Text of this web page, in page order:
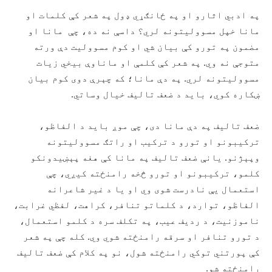
په ادبي اثارو او په ځانګړي ډول په شعر کې کلمات او
مانا خپل مسوولیتونه لري؟ داسې نه ده، چې مانا او
مضمون په تورو کې بیان شي او کوم مسوولیت دې ورته
متوجې نه وي. په شعر کې کلمې او ماناوې بیخي زیات
مسوولیتونه لري. په دې مانا؛ که چېرې دوی کوم بیان
ښکاره کوي، باید د ضعف تالیف خیال وساتي.
ضعف تالیف په دې مانا دی، چې موږ باید د الفاظو،
ترکیبونو او تورو د ترکیب او راتګ مسوولیتونه
وپېژنو. یانې ضعف تالیف په مانا کې هغه پېښیدونکو
کلمو، ترکیبونو او تورو څخه رامنځته کیږي، چې
استعمال یې نادرست شوی وي او یا د غیر شاعرانه
الفاظو، توارد، د کلماتو تنافر، کراهت، لفظي غرابت،
ناموزنیت، د ردیف عیب، په تکلف سره د کلمو استعمال،
د تورو تنافر او سرقه رامنځته شوي وي. کله چې په شعر
کې پورتني توکي رامنځته شول، نو په کلام کې ضعف تالیف
رامنځته شو.